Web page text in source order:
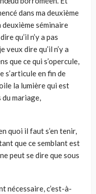
dans ma deuxième
séminaire
qu’il n’y a pas
veux dire qu’il n’y a
que ce qui s’opercule,
s’articule en fin de
la lumière qui est
du mariage,
quoi il faut s’en tenir,
que ce semblant est
peut se dire que sous
nécessaire, c’est-à-